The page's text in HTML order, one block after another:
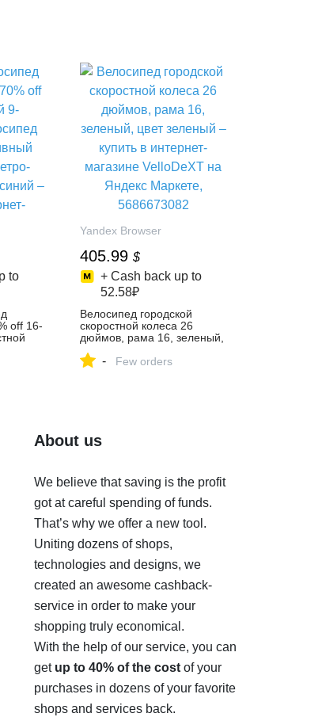
to
off 16-
Yandex Browser
405.99 $
+ Cash back up to
52.58₽
Велосипед городской
скоростной колеса 26
дюймов, рама 16, зеленый,
интернет-магазине
- Few orders
About us
We believe that saving is the profit
got at careful spending of funds.
That’s why we offer a new tool.
Uniting dozens of shops,
technologies and designs, we
created an awesome cashback-
service in order to make your
shopping truly economical.
With the help of our service, you can
get up to 40% of the costof your
purchases in dozens of your favorite
shops and services back.